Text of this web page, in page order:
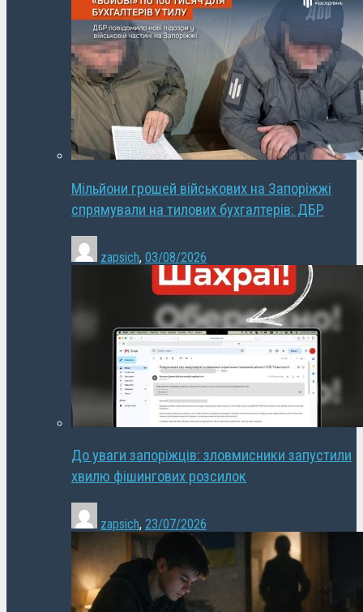
Мільйони грошей військових на Запоріжжі
спрямували на тилових бухгалтерів: ДБР
zapsich, 03/08/2026
До уваги запоріжців: зловмисники запустили
хвилю фішингових розсилок
zapsich, 23/07/2026